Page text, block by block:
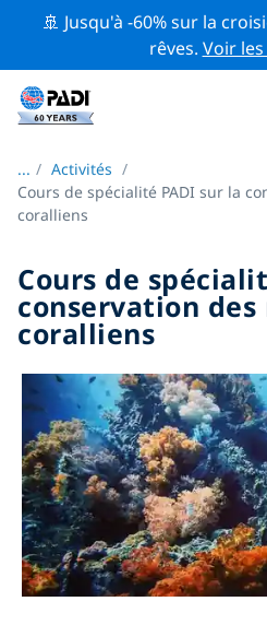
🚢 Jusqu'à -60% sur la
rêves. Voir
... / Activités
Cours de spécialité PADI sur la
coralliens
Cours de
conservation des
coralliens